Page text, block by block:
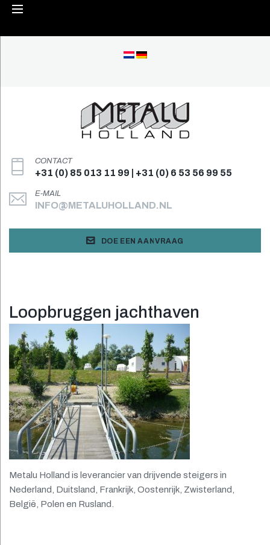
Skip
content
CONTACT
+31 (0) 85 013 11 99 | +31 (0) 6 53 56 99 55
E-MAIL
INFO@METALUHOLLAND.NL
DOE EEN AANVRAAG
Loopbruggen jachthaven
Metalu Holland is leverancier van drijvende steigers in
Nederland, Duitsland, Frankrijk, Oostenrijk, Zwisterland,
België, Polen en Rusland.